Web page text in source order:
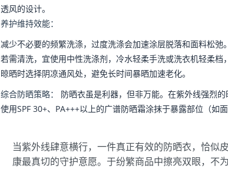
透风的设计。
养护维持效能：
减少不必要的频繁洗涤，过度洗涤会加速涂层脱落和面料松弛。
若需清洗，宜使用中性洗涤剂，冷水轻柔手洗或洗衣机轻柔档
晾晒时选择阴凉通风处，避免长时间暴晒加速老化。
综合防晒策略：
防晒衣虽是利器，但非万能。在紫外线强烈
使用SPF 30+、PA+++以上的广谱防晒霜涂抹于暴露部位（如
当紫外线肆意横行，一件真正有效的防晒衣，恰似
康最真切的守护意愿。于纷繁商品中擦亮双眼，不